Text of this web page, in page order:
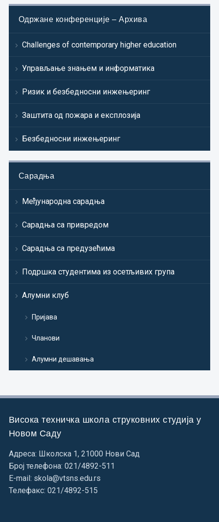
Одржане конференције – Архива
Challenges of contemporary higher education
Управљање знањем и информатика
Ризик и безбедносни инжењеринг
Заштита од пожара и експлозија
Безбедносни инжењеринг
Сарадња
Међународна сарадња
Сарадња са привредом
Сарадња са предузећима
Подршка студентима из осетљивих група
Алумни клуб
Пријава
Чланови
Алумни дешавања
Висока техничка школа струковних студија у
Новом Саду
Адреса: Школска 1, 21000 Нови Сад
Број телефона: 021/4892-511
E-mail: skola@vtsns.edu.rs
Телефакс: 021/4892-515